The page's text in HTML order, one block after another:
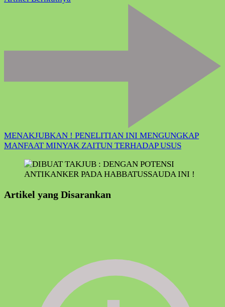
MENAKJUBKAN ! PENELITIAN INI MENGUNGKAP
MANFAAT MINYAK ZAITUN TERHADAP USUS
Artikel yang Disarankan